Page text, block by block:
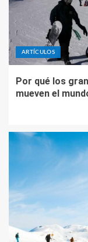
ARTÍCULOS
Por qué los
mueven el